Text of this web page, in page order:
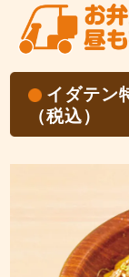
イダテン
（税込）